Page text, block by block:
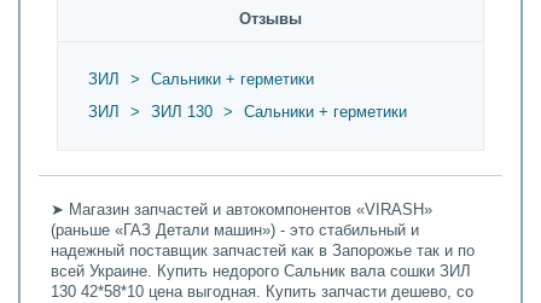
Oтзывы
ЗИЛ >
Сальники + герметики
ЗИЛ
> ЗИЛ 130 > Сальники + герметики
➤ Магазин запчастей и автокомпонентов «VIRASH»
(раньше «ГАЗ Детали машин») - это стабильный и
надежный поставщик запчастей как в Запорожье так и по
всей Украине. Купить недорого Сальник вала сошки ЗИЛ
130 42*58*10 цена выгодная. Купить запчасти дешево, со